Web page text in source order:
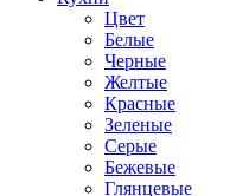
Цвет
Белые
Черные
Желтые
Красные
Зеленые
Серые
Бежевые
Глянцевые